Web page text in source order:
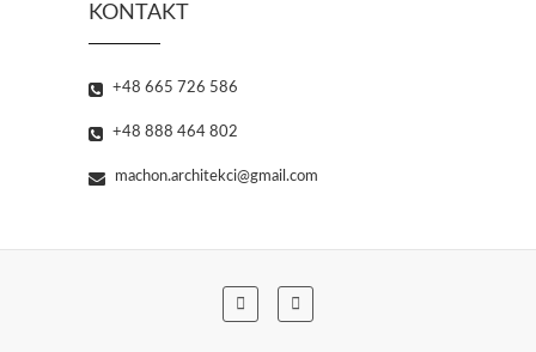
KONTAKT
+48 665 726 586
+48 888 464 802
machon.architekci@gmail.com